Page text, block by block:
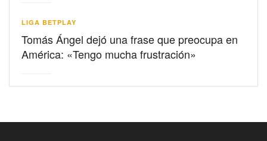
LIGA BETPLAY
Tomás Ángel dejó una frase que preocupa en
América: «Tengo mucha frustración»